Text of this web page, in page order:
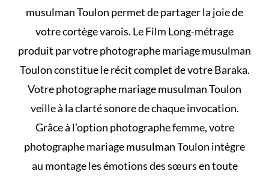
musulman Toulon permet de partager la joie de
votre cortège varois. Le Film Long-métrage
produit par votre photographe mariage musulman
Toulon constitue le récit complet de votre Baraka.
Votre photographe mariage musulman Toulon
veille à la clarté sonore de chaque invocation.
Grâce à l’option photographe femme, votre
photographe mariage musulman Toulon intègre
au montage les émotions des sœurs en toute